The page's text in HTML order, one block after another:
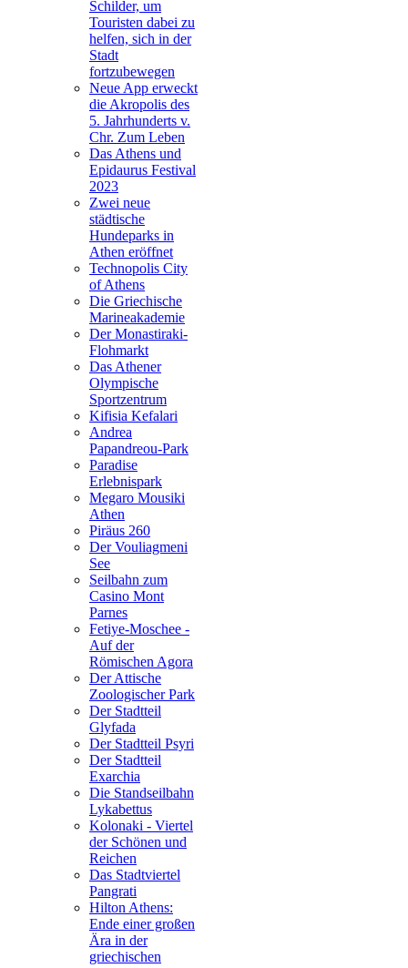
Schilder, um
Touristen dabei zu
helfen, sich in der
Stadt
fortzubewegen
Neue App erweckt
die Akropolis des
5. Jahrhunderts v.
Chr. Zum Leben
Das Athens und
Epidaurus Festival
2023
Zwei neue
städtische
Hundeparks in
Athen eröffnet
Technopolis City
of Athens
Die Griechische
Marineakademie
Der Monastiraki-
Flohmarkt
Das Athener
Olympische
Sportzentrum
Kifisia Kefalari
Andrea
Papandreou-Park
Paradise
Erlebnispark
Megaro Mousiki
Athen
Piräus 260
Der Vouliagmeni
See
Seilbahn zum
Casino Mont
Parnes
Fetiye-Moschee -
Auf der
Römischen Agora
Der Attische
Zoologischer Park
Der Stadtteil
Glyfada
Der Stadtteil Psyri
Der Stadtteil
Exarchia
Die Standseilbahn
Lykabettus
Kolonaki - Viertel
der Schönen und
Reichen
Das Stadtviertel
Pangrati
Hilton Athens:
Ende einer großen
Ära in der
griechischen